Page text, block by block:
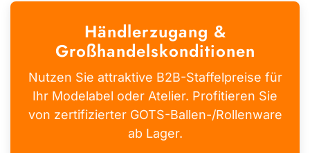
Händlerzugang &
Großhandelskonditionen
Nutzen Sie attraktive B2B-Staffelpreise für
Ihr Modelabel oder Atelier. Profitieren Sie
von zertifizierter GOTS-Ballen-/Rollenware
ab Lager.